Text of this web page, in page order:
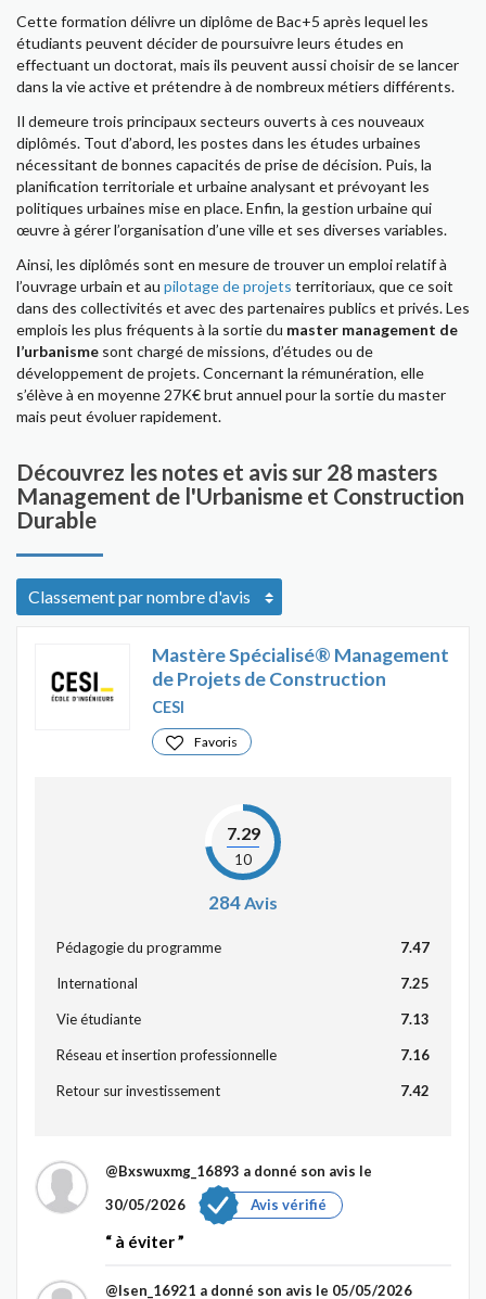
Cette formation délivre un diplôme de Bac+5 après lequel les
étudiants peuvent décider de poursuivre leurs études en
effectuant un doctorat, mais ils peuvent aussi choisir de se lancer
dans la vie active et prétendre à de nombreux métiers différents.
Il demeure trois principaux secteurs ouverts à ces nouveaux
diplômés. Tout d’abord, les postes dans les études urbaines
nécessitant de bonnes capacités de prise de décision. Puis, la
planification territoriale et urbaine analysant et prévoyant les
politiques urbaines mise en place. Enfin, la gestion urbaine qui
œuvre à gérer l’organisation d’une ville et ses diverses variables.
Ainsi, les diplômés sont en mesure de trouver un emploi relatif à
l’ouvrage urbain et au pilotage de projets territoriaux, que ce soit
dans des collectivités et avec des partenaires publics et privés. Les
emplois les plus fréquents à la sortie du master management de
l’urbanisme sont chargé de missions, d’études ou de
développement de projets. Concernant la rémunération, elle
s’élève à en moyenne 27K€ brut annuel pour la sortie du master
mais peut évoluer rapidement.
Découvrez les notes et avis sur 28 masters
Management de l'Urbanisme et Construction
Durable
Mastère Spécialisé® Management
de Projets de Construction
CESI
Favoris
7.29
10
284Avis
Pédagogie du programme 7.47
International 7.25
Vie étudiante 7.13
Réseau et insertion professionnelle 7.16
Retour sur investissement 7.42
@Bxswuxmg_16893 a donné son avis le
30/05/2026
Avis vérifié
à éviter
@lsen_16921 a donné son avis le 05/05/2026